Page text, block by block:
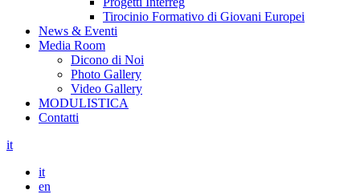
Tirocinio Formativo di Giovani Europei
News & Eventi
Media Room
Dicono di Noi
Photo Gallery
Video Gallery
MODULISTICA
Contatti
it
it
en